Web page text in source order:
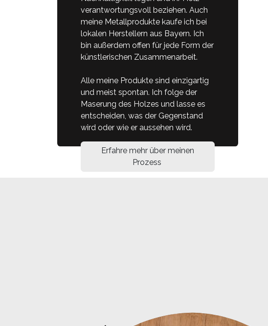
verantwortungsvoll beziehen. Auch
meine Metallprodukte kaufe ich bei
lokalen Herstellern aus Bayern. Ich
bin außerdem offen für jede Form der
künstlerischen Zusammenarbeit.
Alle meine Produkte sind einzigartig
und meist spontan. Ich folge der
Maserung des Holzes und lasse es
entscheiden, was der Gegenstand
wird oder wie er aussehen wird.
Erfahre mehr über meinen
Prozess